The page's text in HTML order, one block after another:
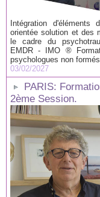
Intégration d'éléments
orientée solution et des
le cadre du
EMDR - IMO ®
psychologues non
03/02/2027
PARIS:
2ème Session.